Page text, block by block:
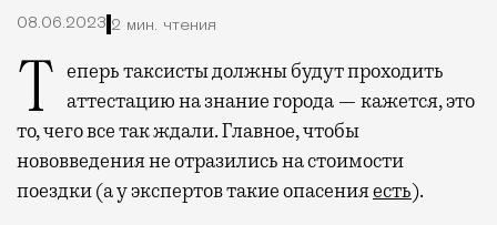
08.06.2023 2 мин. чтения
Теперь таксисты должны будут проходить аттестацию на знание города — кажется, это
то, чего все так ждали. Главное, чтобы
нововведения не отразились на стоимости
поездки (а у экспертов такие опасенияесть).